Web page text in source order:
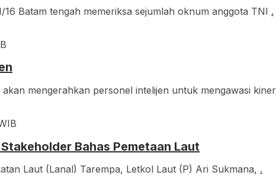
Batam tengah memeriksa sejumlah oknum anggota TNI .
mengerahkan personel intelijen untuk mengawasi
Bahas Pemetaan Laut
Laut (Lanal) Tarempa, Letkol Laut (P) Ari Sukmana, .